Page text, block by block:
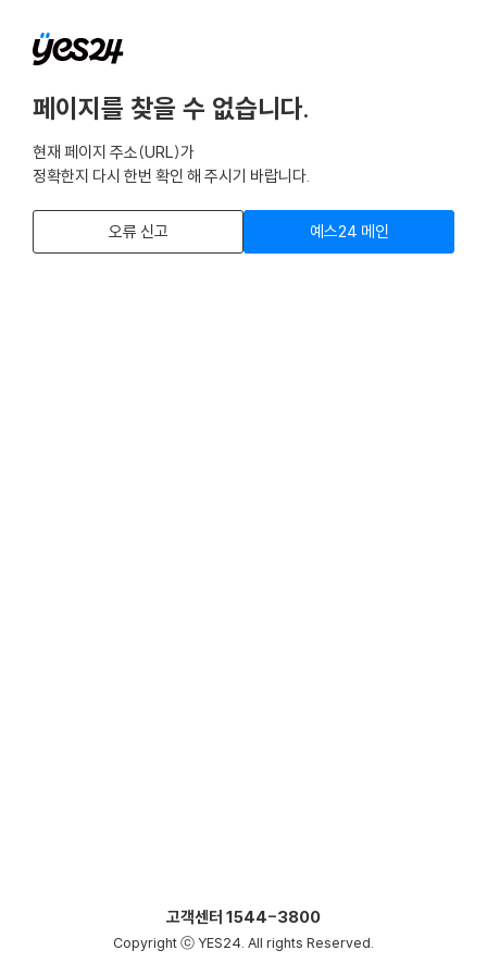
페이지를 찾을 수 없습니다.
현재 페이지 주소(URL)가
정확한지 다시 한번 확인 해 주시기 바랍니다.
오류 신고 예스24 메인
고객센터 1544-3800
Copyright ⓒ YES24. All rights Reserved.